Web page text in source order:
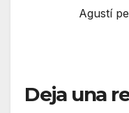
Agustí
Deja una